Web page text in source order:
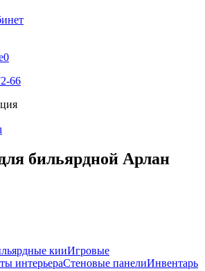
0
66
бильярдной Арлан
кииИгровые
интерьераСтеновые панелиИнвентарь